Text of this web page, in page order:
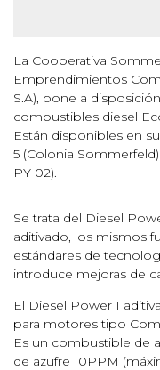
La Cooperativa
Emprendimientos
S.A), pone a
combustibles diesel
Están disponibles en
5 (Colonia
PY 02).
Se trata del Diesel
aditivado, los mismos
estándares de
introduce mejoras de
El Diesel Power 1
para motores tipo
Es un combustible de
de azufre 10PPM